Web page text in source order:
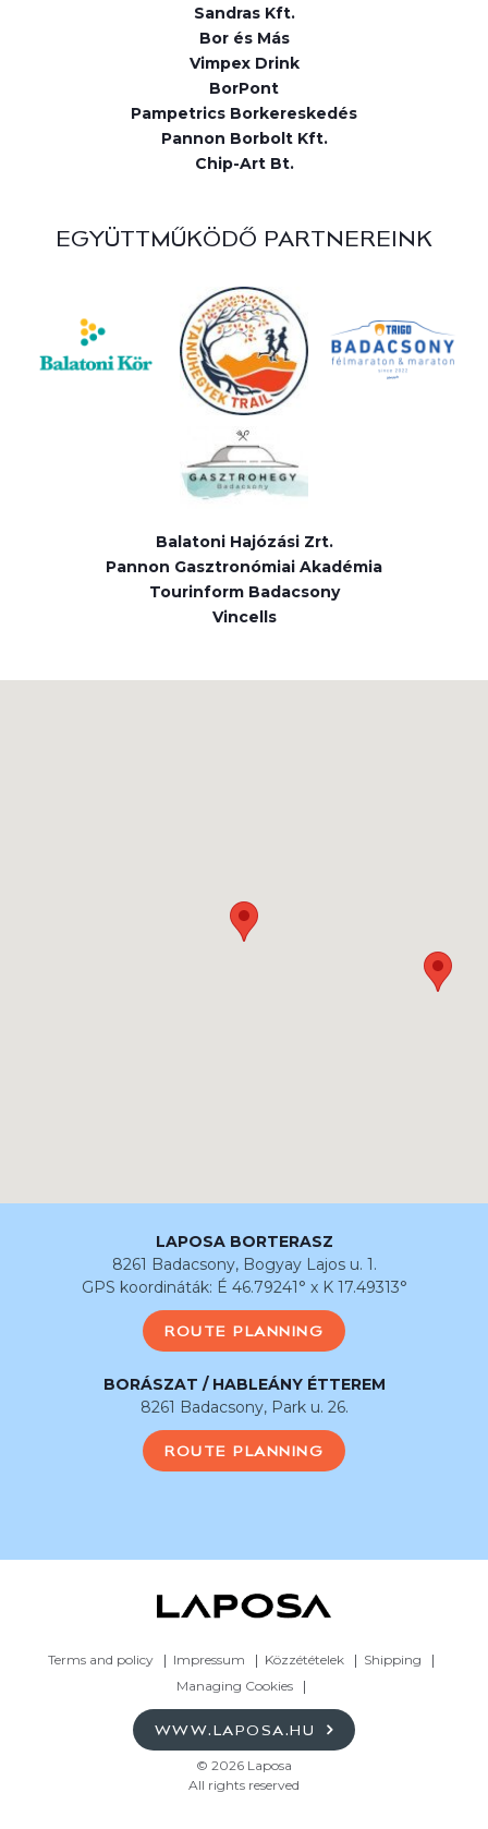
Sandras Kft.
Bor és Más
Vimpex Drink
BorPont
Pampetrics Borkereskedés
Pannon Borbolt Kft.
Chip-Art Bt.
EGYÜTTMŰKÖDŐ PARTNEREINK
Balatoni Hajózási Zrt.
Pannon Gasztronómiai Akadémia
Tourinform Badacsony
Vincells
LAPOSA BORTERASZ
8261 Badacsony, Bogyay Lajos u. 1.
GPS koordináták: É 46.79241° x K 17.49313°
ROUTE PLANNING
BORÁSZAT / HABLEÁNY ÉTTEREM
8261 Badacsony, Park u. 26.
ROUTE PLANNING
Terms and policy Impressum Közzétételek
Shipping
Managing Cookies
WWW.LAPOSA.HU
© 2026 Laposa
All rights reserved